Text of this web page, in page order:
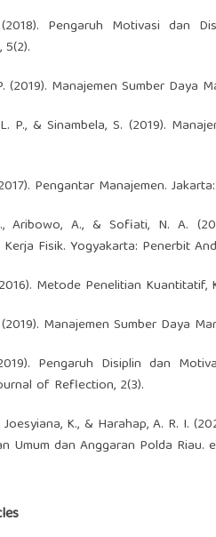
Pengaruh Motivasi dan
5(2).
(2019). Manajemen Sumber Daya
P., & Sinambela, S. (2019).
Pengantar Manajemen.
Aribowo, A., & Sofiati, N. A.
Fisik. Yogyakarta: Penerbit
Metode Penelitian
Manajemen Sumber Daya
Pengaruh Disiplin dan
of Reflection, 2(3).
Joesyiana, K., & Harahap, A. R. I.
Umum dan Anggaran Polda Riau.